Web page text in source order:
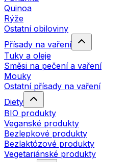
Quinoa
Rýže
Ostatní obiloviny
Přísady na vaření
Tuky a oleje
Směsi na pečení a vaření
Mouky
Ostatní přísady na vaření
Diety
BIO produkty
Veganské produkty
Bezlepkové produkty
Bezlaktózové produkty
Vegetariánské produkty